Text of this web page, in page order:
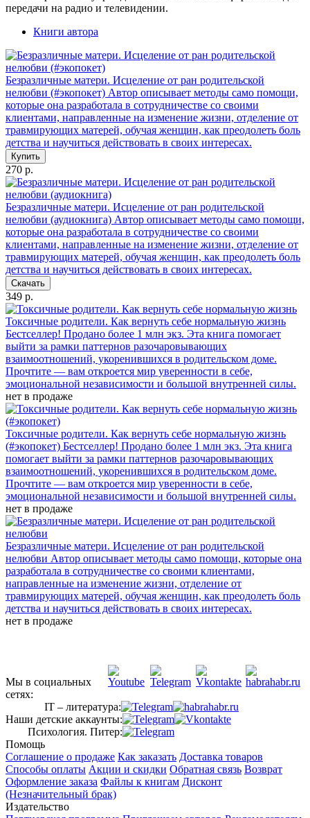
передачи на радио и телевидении.
Книги автора
Безразличные матери. Исцеление от ран родительской
нелюбви (#экопокет) Автор описывает методы само помощи,
которые она разработала в сотрудничестве со своими
клиентами, направленные на изменение жизни, отделение от
травмирующих матерей, обучая женщин, как преодолеть боль
детства и научиться действовать в своих интересах.
Купить
270 р.
Безразличные матери. Исцеление от ран родительской
нелюбви (аудиокнига) Автор описывает методы само помощи,
которые она разработала в сотрудничестве со своими
клиентами, направленные на изменение жизни, отделение от
травмирующих матерей, обучая женщин, как преодолеть боль
детства и научиться действовать в своих интересах.
Скачать
349 р.
Токсичные родители. Как вернуть себе нормальную жизнь
Бестселлер! Продано более 1 млн экз. Эта книга помогает
выйти за рамки паттернов разочаровывающих
взаимоотношений, укоренившихся в родительском доме.
Прочтите — вам откроется мир уверенности в себе,
эмоциональной независимости и большой внутренней силы.
нет в продаже
Токсичные родители. Как вернуть себе нормальную жизнь
(#экопокет) Бестселлер! Продано более 1 млн экз. Эта книга
помогает выйти за рамки паттернов разочаровывающих
взаимоотношений, укоренившихся в родительском доме.
Прочтите — вам откроется мир уверенности в себе,
эмоциональной независимости и большой внутренней силы.
нет в продаже
Безразличные матери. Исцеление от ран родительской
нелюбви Автор описывает методы само помощи, которые она
разработала в сотрудничестве со своими клиентами,
направленные на изменение жизни, отделение от
травмирующих матерей, обучая женщин, как преодолеть боль
детства и научиться действовать в своих интересах.
нет в продаже
Мы в социальных
сетях:
IT – литература:
Наши детские аккаунты:
Психология. Питер:
Помощь
Соглашение о продаже Как заказать Доставка товаров
Способы оплаты Акции и скидки Обратная связь Возврат
Оформление заказа Файлы к книгам Дисконт
(Незначительный брак)
Издательство